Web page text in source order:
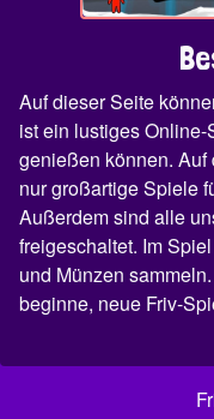
Auf dieser Seite
ist ein lustiges
genießen können. Auf
nur großartige Spiele
Außerdem sind alle
freigeschaltet. Im
und Münzen
beginne, neue Friv-